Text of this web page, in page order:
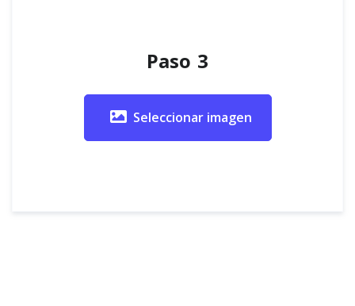
Paso 3
Seleccionar imagen